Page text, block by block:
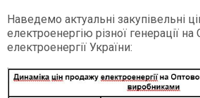
Наведемо актуальні закупівельні
електроенергію різної генерації
електроенергії України: